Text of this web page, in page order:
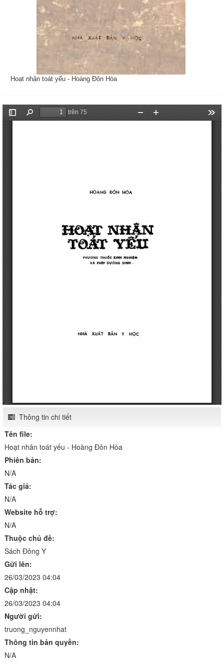
Hoạt nhân toát yếu - Hoàng Đôn Hòa
Thông tin chi tiết
Tên file:
Hoạt nhân toát yếu - Hoàng Đôn Hòa
Phiên bản:
N/A
Tác giả:
N/A
Website hỗ trợ:
N/A
Thuộc chủ đề:
Sách Đông Y
Gửi lên:
26/03/2023 04:04
Cập nhật:
26/03/2023 04:04
Người gửi:
truong_nguyennhat
Thông tin bản quyền:
N/A